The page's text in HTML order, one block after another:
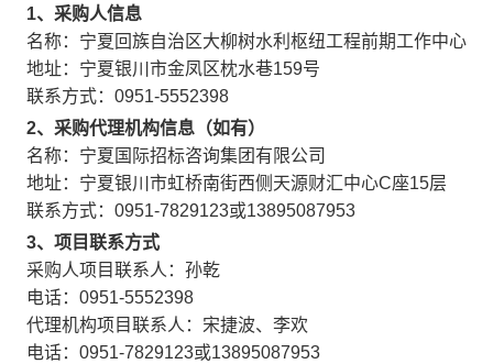
1、采购人信息
名称：宁夏回族自治区大柳树水利枢纽工程前期工作中心
地址：宁夏银川市金凤区枕水巷159号
联系方式：0951-5552398
2、采购代理机构信息（如有）
名称：宁夏国际招标咨询集团有限公司
地址：宁夏银川市虹桥南街西侧天源财汇中心C座15层
联系方式：0951-7829123或13895087953
3、项目联系方式
采购人项目联系人：孙乾
电话：0951-5552398
代理机构项目联系人：宋捷波、李欢
电话：0951-7829123或13895087953